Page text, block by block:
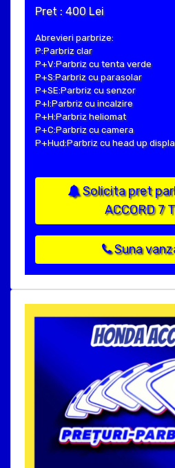
Pret : 400 Lei
Abrevieri parbrize:
P:Parbriz clar
P+V:Parbriz cu tenta verde
P+S:Parbriz cu parasolar
P+SE:Parbriz cu senzor
P+I:Parbriz cu incalzire
P+H:Parbriz heliomat
P+C:Parbriz cu camera
P+Hud:Parbriz cu head up
Solicita pret
ACCORD 7
Suna